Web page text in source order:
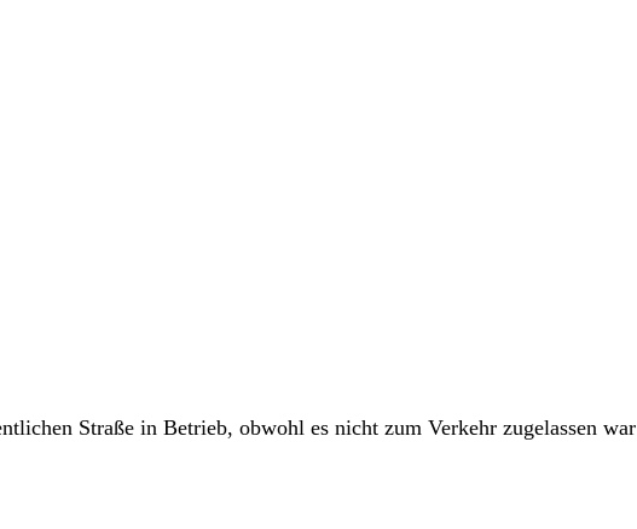
Straße in Betrieb, obwohl es nicht zum Verkehr zugelassen war